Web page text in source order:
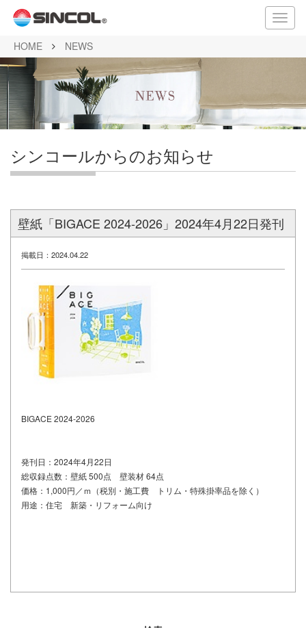
メ
ニ
HOME NEWS
シンコールからのお知らせ
壁紙「BIGACE 2024-2026」2024年4月22日発刊
掲載日：2024.04.22
BIGACE 2024-2026
発刊日：2024年4月22日
総収録点数：壁紙 500点 壁装材 64点
価格：1,000円／ｍ（税別・施工費 トリム・特殊掛率品を除く）
用途：住宅 新築・リフォーム向け